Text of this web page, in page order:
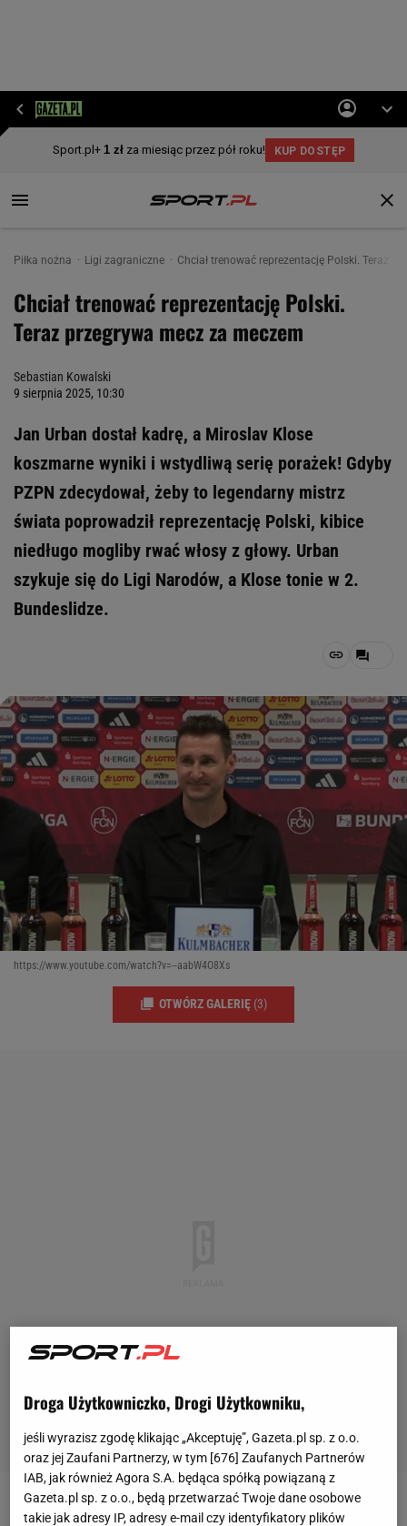
Piłka nożna Ligi zagraniczne Chciał trenować reprezentację Polski. Teraz
Chciał trenować reprezentację Polski.
Teraz przegrywa mecz za meczem
Sebastian Kowalski
9 sierpnia 2025, 10:30
Jan Urban dostał kadrę, a Miroslav Klose
koszmarne wyniki i wstydliwą serię porażek! Gdyby
PZPN zdecydował, żeby to legendarny mistrz
świata poprowadził reprezentację Polski, kibice
niedługo mogliby rwać włosy z głowy. Urban
szykuje się do Ligi Narodów, a Klose tonie w 2.
Bundeslidze.
https://www.youtube.com/watch?v=--aabW4O8Xs
OTWÓRZ GALERIĘ (3)
Nowy selekcjoner reprezentacji Polski jest również
Droga Użytkowniczko, Drogi Użytkowniku,
jeśli wyrazisz zgodę klikając „Akceptuję”, Gazeta.pl sp. z o.o.
oraz jej Zaufani Partnerzy, w tym [676] Zaufanych Partnerów
IAB, jak również Agora S.A. będąca spółką powiązaną z
Gazeta.pl sp. z o.o., będą przetwarzać Twoje dane osobowe
takie jak adresy IP, adresy e-mail czy identyfikatory plików